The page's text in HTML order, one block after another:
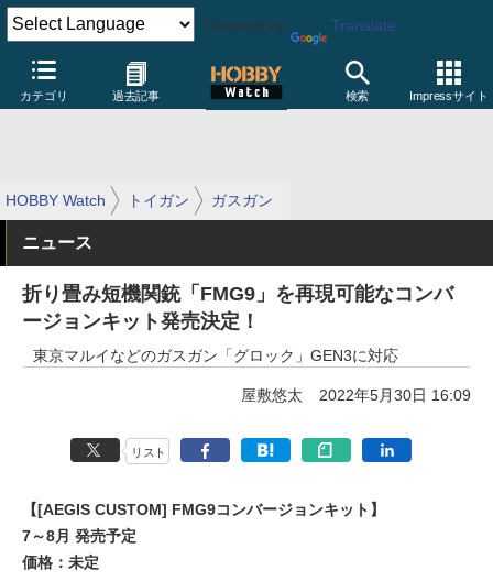
Powered by Translate
カテゴリ 過去記事 検索 Impressサイト
HOBBY Watch トイガン ガスガン
ニュース
折り畳み短機関銃「FMG9」を再現可能なコンバ
ージョンキット発売決定！
東京マルイなどのガスガン「グロック」GEN3に対応
屋敷悠太 2022年5月30日 16:09
リスト
【[AEGIS CUSTOM] FMG9コンバージョンキット】
7～8月 発売予定
価格：未定